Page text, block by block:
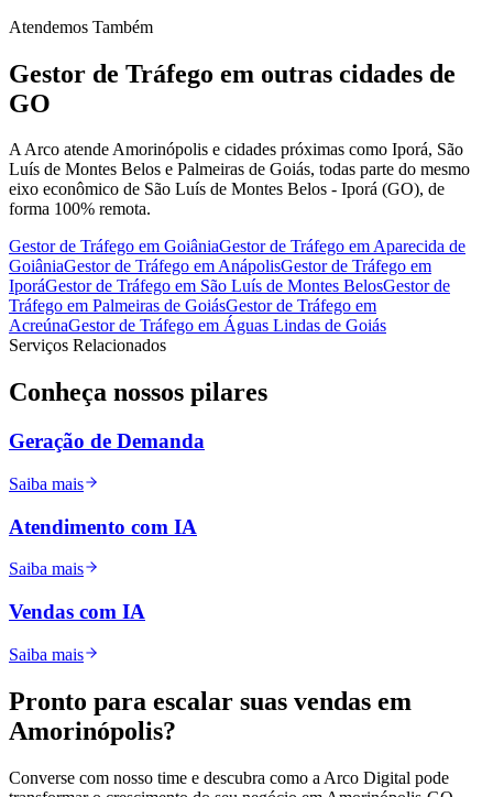
Atendemos Também
Gestor de Tráfego em outras cidades de
GO
A Arco atende Amorinópolis e cidades próximas como Iporá, São
Luís de Montes Belos e Palmeiras de Goiás, todas parte do mesmo
eixo econômico de São Luís de Montes Belos - Iporá (GO), de
forma 100% remota.
Gestor de Tráfego em GoiâniaGestor de Tráfego emAparecida de
GoiâniaGestor de Tráfego emAnápolisGestor de Tráfego em
IporáGestor de Tráfego em São Luís de Montes BelosGestor de
Tráfego em Palmeiras de GoiásGestor de Tráfego em
AcreúnaGestor de Tráfego em Águas Lindas de Goiás
Serviços Relacionados
Conheça nossos pilares
Geração de Demanda
Saiba mais
Atendimento com IA
Saiba mais
Vendas com IA
Saiba mais
Pronto para escalar suas vendas em
Amorinópolis?
Converse com nosso time e descubra como a Arco Digital pode